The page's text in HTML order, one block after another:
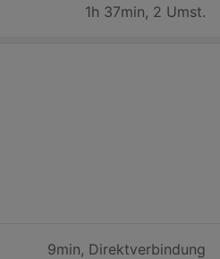
1h 37min, 2 Umst.
9min, Direktverbindung